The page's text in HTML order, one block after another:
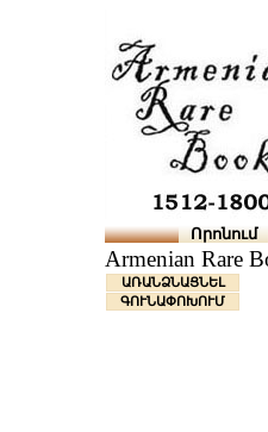
Որոնում
Armenian Rare
ԱՌԱՆՁՆԱՑՆԵԼ
ԳՈՒՆԱՓՈԽՈՒՄ